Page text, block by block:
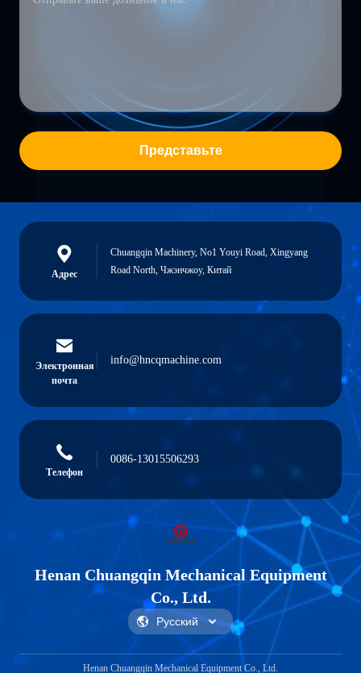
Представьте
Адрес
Chuangqin Machinery, No1 Youyi Road, Xingyang
Road North, Чжэнчжоу, Китай
Электронная
почта
info@hncqmachine.com
Телефон
0086-13015506293
Henan Chuangqin Mechanical Equipment
Co., Ltd.
Henan Chuangqin Mechanical Equipment Co., Ltd.